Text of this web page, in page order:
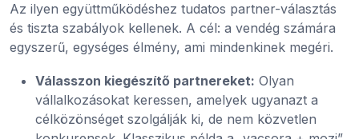
Az ilyen együttműködéshez tudatos partner-választás
és tiszta szabályok kellenek. A cél: a vendég számára
egyszerű, egységes élmény, ami mindenkinek megéri.
Válasszon kiegészítő partnereket: Olyan
vállalkozásokat keressen, amelyek ugyanazt a
célközönséget szolgálják ki, de nem közvetlen